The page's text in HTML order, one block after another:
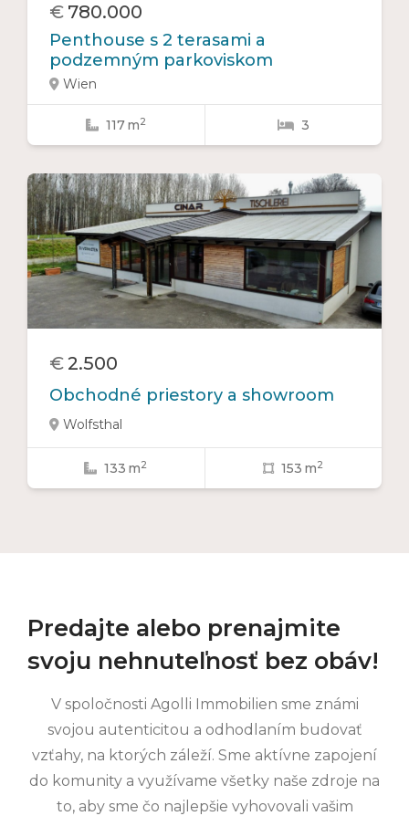
€ 780.000
Penthouse s 2 terasami a
podzemným parkoviskom
 Wien
 117m2  3
€ 2.500
Obchodné priestory a showroom
 Wolfsthal
 133 m2  153 m2
Predajte alebo prenajmite
svoju nehnuteľnosť bez obáv!
V spoločnosti Agolli Immobilien sme známi
svojou autenticitou a odhodlaním budovať
vzťahy, na ktorých záleží. Sme aktívne zapojení
do komunity a využívame všetky naše zdroje na
to, aby sme čo najlepšie vyhovovali vašim